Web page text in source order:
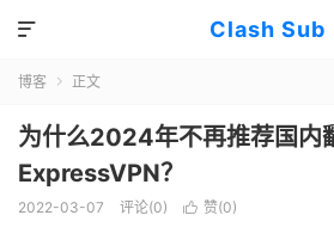
Clash Sub

博客  正文
为什么2024年不再推荐国内
ExpressVPN？
2022-03-07 评论(0)  赞(0)